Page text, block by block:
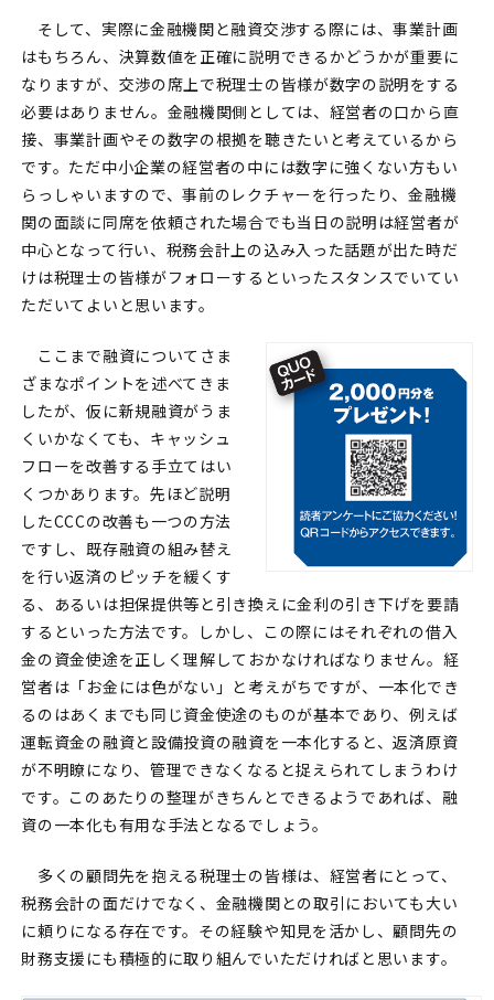
そして、実際に金融機関と融資交渉する際には、事業計画
はもちろん、決算数値を正確に説明できるかどうかが重要に
なりますが、交渉の席上で税理士の皆様が数字の説明をする
必要はありません。金融機関側としては、経営者の口から直
接、事業計画やその数字の根拠を聴きたいと考えているから
です。ただ中小企業の経営者の中には数字に強くない方もい
らっしゃいますので、事前のレクチャーを行ったり、金融機
関の面談に同席を依頼された場合でも当日の説明は経営者が
中心となって行い、税務会計上の込み入った話題が出た時だ
けは税理士の皆様がフォローするといったスタンスでいてい
ただいてよいと思います。
ここまで融資についてさま
ざまなポイントを述べてきま
したが、仮に新規融資がうま
くいかなくても、キャッシュ
フローを改善する手立てはい
くつかあります。先ほど説明
したCCCの改善も一つの方法
ですし、既存融資の組み替え
を行い返済のピッチを緩くす
る、あるいは担保提供等と引き換えに金利の引き下げを要請
するといった方法です。しかし、この際にはそれぞれの借入
金の資金使途を正しく理解しておかなければなりません。経
営者は「お金には色がない」と考えがちですが、一本化でき
るのはあくまでも同じ資金使途のものが基本であり、例えば
運転資金の融資と設備投資の融資を一本化すると、返済原資
が不明瞭になり、管理できなくなると捉えられてしまうわけ
です。このあたりの整理がきちんとできるようであれば、融
資の一本化も有用な手法となるでしょう。
多くの顧問先を抱える税理士の皆様は、経営者にとって、
税務会計の面だけでなく、金融機関との取引においても大い
に頼りになる存在です。その経験や知見を活かし、顧問先の
財務支援にも積極的に取り組んでいただければと思います。